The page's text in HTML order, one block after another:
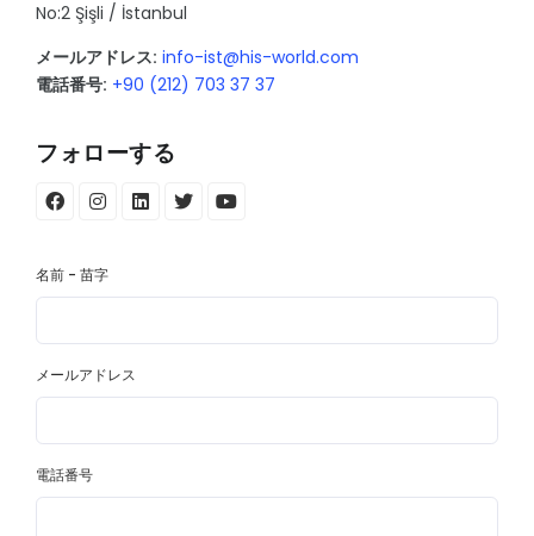
No:2 Şişli / İstanbul
メールアドレス: info-ist@his-world.com
電話番号: +90 (212) 703 37 37
フォローする
名前 - 苗字
メールアドレス
電話番号